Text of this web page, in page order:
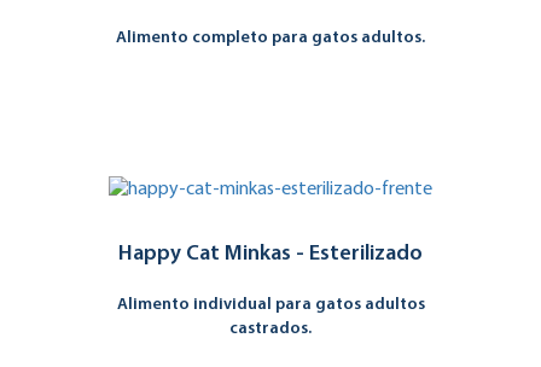
Alimento completo para gatos adultos.
Happy Cat Minkas - Esterilizado
Alimento individual para gatos adultos
castrados.